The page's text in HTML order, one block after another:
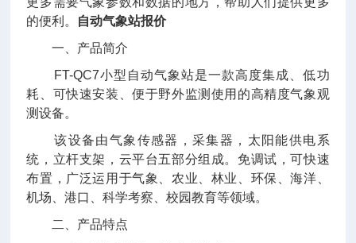
的便利。 自动气象站报价
一、产品简介
FT-QC7小型自动气象站是一款高度集成、低功
耗、可快速安装、便于野外监测使用的高精度气象观
测设备。
该设备由气象传感器，采集器，太阳能供电系
统，立杆支架，云平台五部分组成。免调试，可快速
布置，广泛运用于气象、农业、林业、环保、海洋、
机场、港口、科学考察、校园教育等领域。
二、产品特点